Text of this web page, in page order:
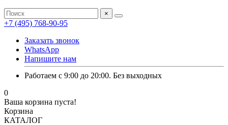
×
+7 (495) 768-90-95
Заказать звонок
WhatsApp
Напишите нам
Работаем с 9:00 до 20:00. Без выходных
0
Ваша корзина пуста!
Корзина
КАТАЛОГ